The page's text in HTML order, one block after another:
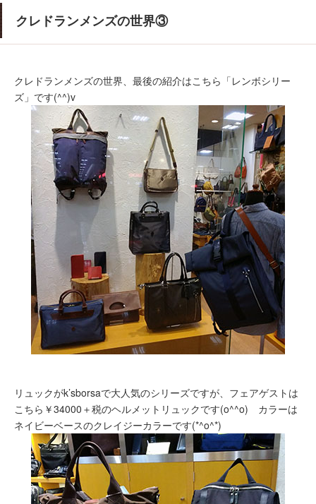
クレドランメンズの世界③
クレドランメンズの世界、最後の紹介はこちら「レンボシリー
ズ」です(^^)v
リュックがk’sborsaで大人気のシリーズですが、フェアゲストは
こちら￥34000＋税のヘルメットリュックです(o^^o) カラーは
ネイビーベースのクレイジーカラーです(*^o^*)